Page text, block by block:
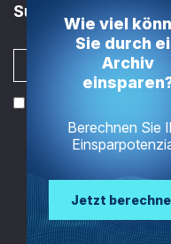
Subscribe to the
I agree to the processing
Wir sind im
Wie viel
Sie durch
Archiv
Berechnen Sie
Jetzt